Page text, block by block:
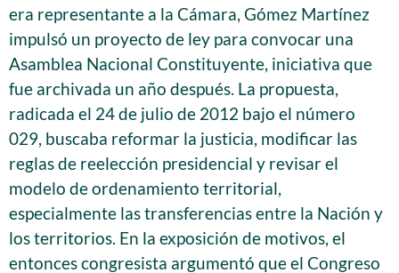
era representante a la Cámara, Gómez Martínez
impulsó un proyecto de ley para convocar una
Asamblea Nacional Constituyente, iniciativa que
fue archivada un año después. La propuesta,
radicada el 24 de julio de 2012 bajo el número
029, buscaba reformar la justicia, modificar las
reglas de reelección presidencial y revisar el
modelo de ordenamiento territorial,
especialmente las transferencias entre la Nación y
los territorios. En la exposición de motivos, el
entonces congresista argumentó que el Congreso